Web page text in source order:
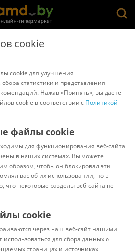
Журнальные столики и столы-
Mystic B (черный/
cookie
cookie для улучшения
сбора статистики и представления
Нажав «Принять», вы даете
cookie в соответствии с Политикой
файлы cookie
для функционирования веб-сайта
в наших системах. Вы можете
образом, чтобы он блокировал эти
вас об их использовании, но в
что некоторые разделы веб-сайта не
cookie
через наш веб-сайт нашими
для сбора данных о
страницах и источниках